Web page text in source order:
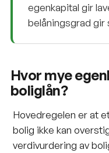
egenkapital gir
belåningsgrad gir
Hvor mye
boliglån?
Hovedregelen er at
bolig ikke kan
verdivurdering av